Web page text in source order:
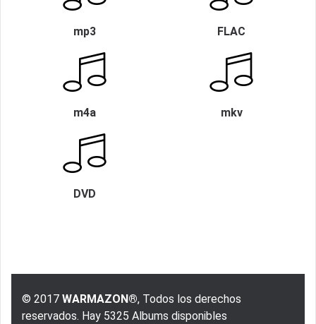
mp3 FLAC
m4a mkv
DVD
© 2017 WARMAZON®, Todos los derechos
reservados. Hay 5325 Albums disponibles